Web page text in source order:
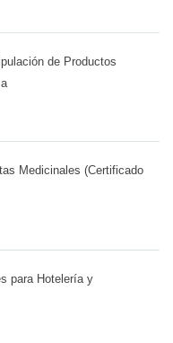
de Productos
Medicinales (Certificado
para Hotelería y